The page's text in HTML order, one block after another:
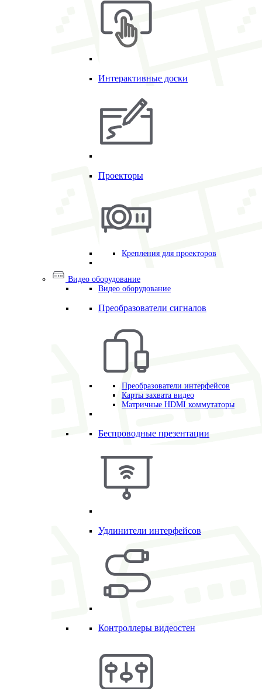
Интерактивные доски
Проекторы
Крепления для проекторов
Видео оборудование
Видео оборудование
Преобразователи сигналов
Преобразователи интерфейсов
Карты захвата видео
Матричные HDMI коммутаторы
Беспроводные презентации
Удлинители интерфейсов
Контроллеры видеостен